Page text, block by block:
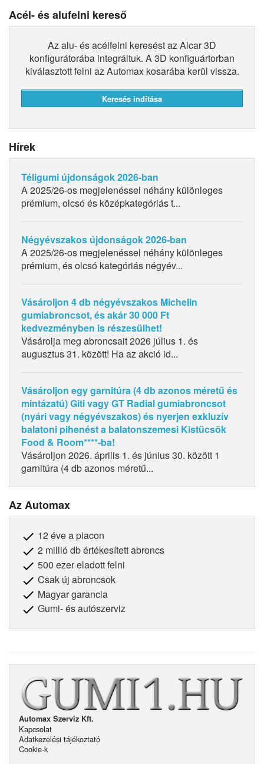
Acél- és alufelni kereső
Az alu- és acélfelni keresést az Alcar 3D
konfigurátorába integráltuk. A 3D konfiguártorban
kiválasztott felni az Automax kosarába kerül vissza.
Hírek
Téligumi újdonságok 2026-ban
A 2025/26-os megjelenéssel néhány különleges
prémium, olcsó és középkategóriás t...
Négyévszakos újdonságok 2026-ban
A 2025/26-os megjelenéssel néhány különleges
prémium, és olcsó kategóriás négyév...
Vásároljon 4 db négyévszakos Michelin
gumiabroncsot, és akár 30 000 Ft
kedvezményben is részesülhet!
Vásárolja meg abroncsait 2026 július 1. és
augusztus 31. között! Ha az akció id...
Vásároljon egy garnitúra (4 db azonos méretű és
mintázatú) Giti vagy GT Radial gumiabroncsot
(nyári vagy négyévszakos) és nyerjen exkluzív
balatoni pihenést a balatonszemesi Kistücsök
Food & Room****-ba!
Vásároljon 2026. április 1. és június 30. között 1
garnitúra (4 db azonos méretű...
Az Automax
12 éve a piacon
2 millió db értékesített abroncs
500 ezer eladott felni
Csak új abroncsok
Magyar garancia
Gumi- és autószerviz
Automax Szerviz Kft.
Kapcsolat
Adatkezelési tájékoztató
Cookie-k